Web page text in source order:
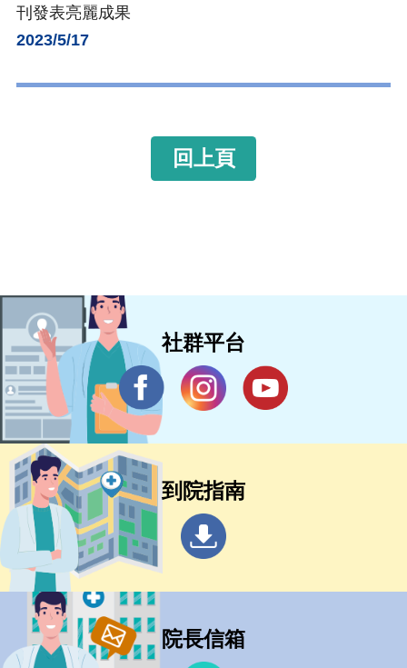
刊發表亮麗成果
2023/5/17
回上頁
社群平台
到院指南
院長信箱